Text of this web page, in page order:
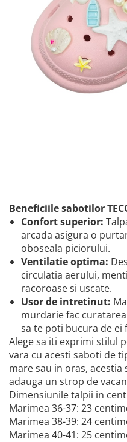
Beneficiile sabotilor
Confort superior:
arcada asigura o
oboseala piciorului.
Ventilatie optima:
circulatia aerului,
racoroase si uscate.
Usor de intretinut:
murdarie fac
sa te poti bucura de ei
Alege sa iti exprimi stilul
vara cu acesti saboti de
mare sau in oras,
adauga un strop de
Dimensiunile talpii in
Marimea 36-37: 23
Marimea 38-39: 24
Marimea 40-41: 25